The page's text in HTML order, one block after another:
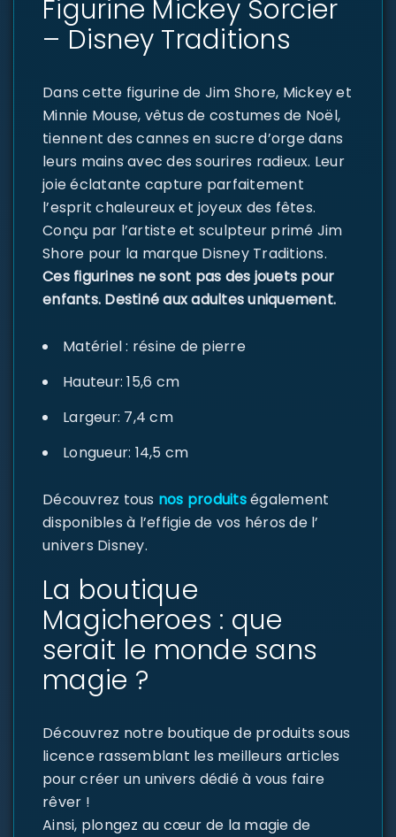
Figurine Mickey Sorcier
– Disney Traditions
Dans cette figurine de Jim Shore, Mickey et
Minnie Mouse, vêtus de costumes de Noël,
tiennent des cannes en sucre d’orge dans
leurs mains avec des sourires radieux. Leur
joie éclatante capture parfaitement
l’esprit chaleureux et joyeux des fêtes.
Conçu par l’artiste et sculpteur primé Jim
Shore pour la marque Disney Traditions.
Ces figurines ne sont pas des jouets pour
enfants. Destiné aux adultes uniquement.
Matériel : résine de pierre
Hauteur: 15,6 cm
Largeur: 7,4 cm
Longueur: 14,5 cm
Découvrez tous nos produitségalement
disponibles à l’effigie de vos héros de l’
univers Disney.
La boutique
Magicheroes : que
serait le monde sans
magie ?
Découvrez notre boutique de produits sous
licence rassemblant les meilleurs articles
pour créer un univers dédié à vous faire
rêver !
Ainsi, plongez au cœur de la magie de